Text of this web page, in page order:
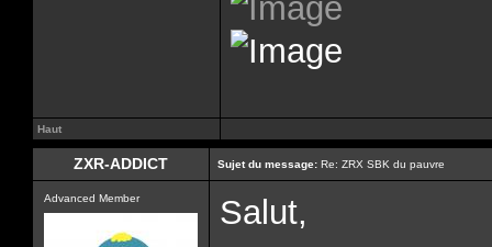
Haut
ZXR-ADDICT Sujet du message: Re: ZRX SBK du pauvre
Advanced Member Salut,